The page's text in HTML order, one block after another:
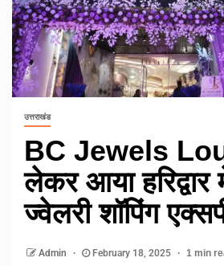
उत्तराखंड
BC Jewels
लेकर आया हरिद्वार
ज्वेलरी शॉपिंग
Admin February 18, 2025 1 min